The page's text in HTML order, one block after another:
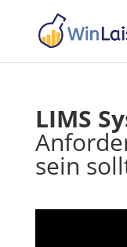
LIMS
sein